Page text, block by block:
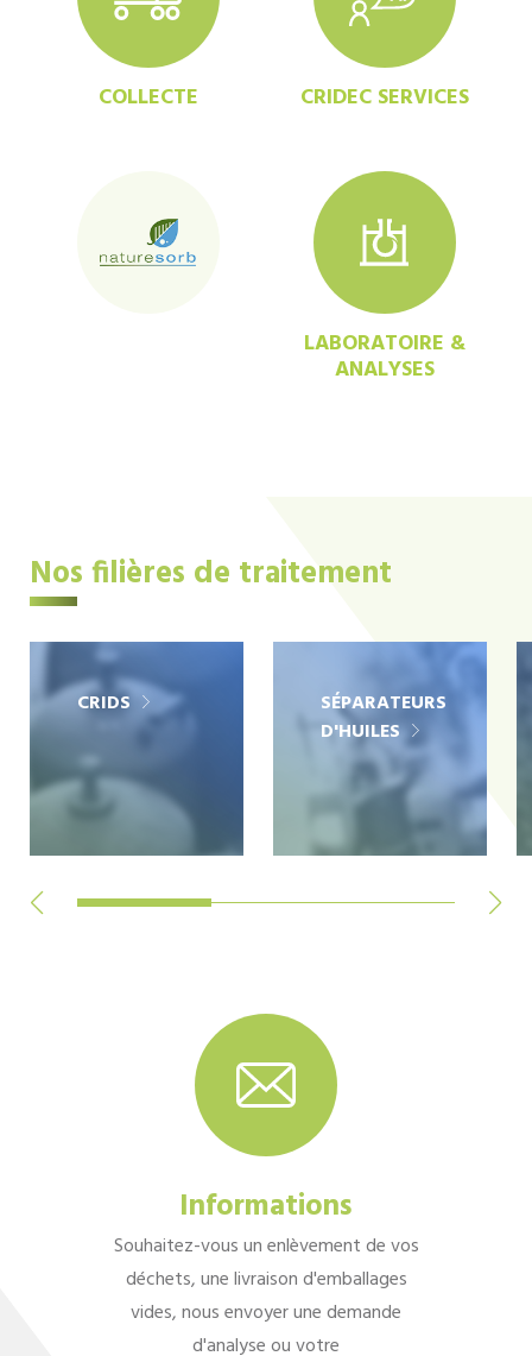
COLLECTE CRIDEC SERVICES
LABORATOIRE &
ANALYSES
Nos filières de traitement
CRIDS
SÉPARATEURS
D'HUILES
Informations
Souhaitez-vous un enlèvement de vos
déchets, une livraison d'emballages
vides, nous envoyer une demande
d'analyse ou votre